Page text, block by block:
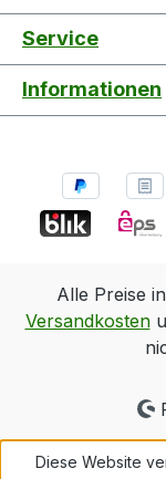
Service
Informationen
Alle Preise
Versandkosten
Diese Website